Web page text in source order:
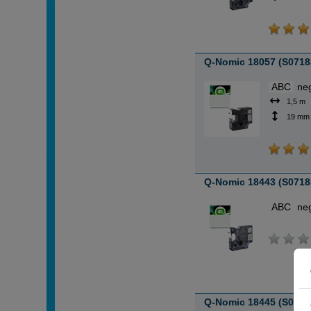
Q-Nomic 18057
ABC
1,5 m
19 mm
Q-Nomic 18443
ABC
Q-Nomic 18445